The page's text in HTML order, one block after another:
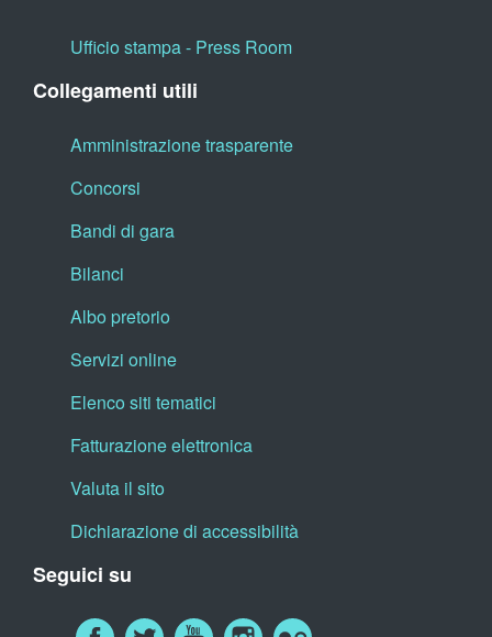
Ufficio stampa - Press Room
Collegamenti utili
Amministrazione trasparente
Concorsi
Bandi di gara
Bilanci
Albo pretorio
Servizi online
Elenco siti tematici
Fatturazione elettronica
Valuta il sito
Dichiarazione di accessibilità
Seguici su